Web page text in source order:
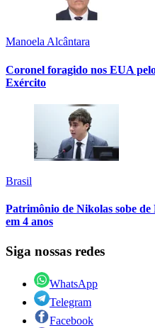
Manoela Alcântara
Coronel foragido nos EUA
Exército
Brasil
Patrimônio de Nikolas sobe
em 4 anos
Siga nossas redes
WhatsApp
Telegram
Facebook